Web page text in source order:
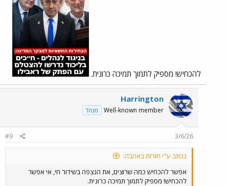
להכחיש! מספיק לתמוך תמיכה כרונית.
Harrington
Well-known member מנהל
3/6/26
#9
נכתב ע"י חורזת באהבה:
אפשר להכחיש כמה שרוצים, את הנצפה בשידור חי, אי אפשר
להכחיש! מספיק לתמוך תמיכה כרונית.